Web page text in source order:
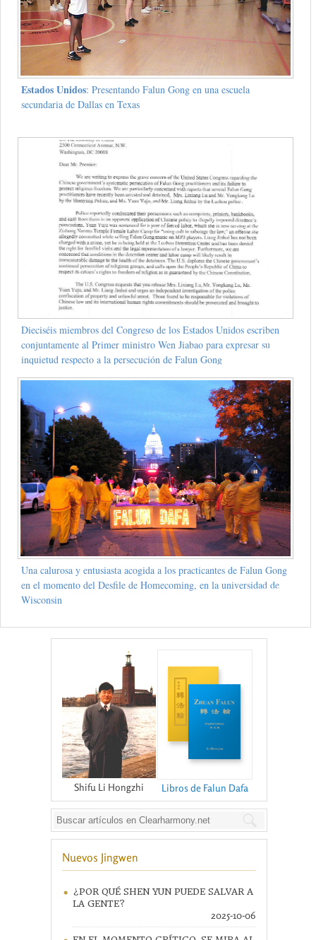
Estados Unidos: Presentando Falun Gong en una escuela
secundaria de Dallas en Texas
Dieciséis miembros del Congreso de los Estados Unidos escriben
conjuntamente al Primer ministro Wen Jiabao para expresar su
inquietud respecto a la persecución de Falun Gong
Una calurosa y entusiasta acogida a los practicantes de Falun Gong
en el momento del Desfile de Homecoming, en la universidad de
Wisconsin
Shifu Li Hongzhi Libros de Falun Dafa
Nuevos Jingwen
¿POR QUÉ SHEN YUN PUEDE SALVAR A
LA GENTE?
2025-10-06